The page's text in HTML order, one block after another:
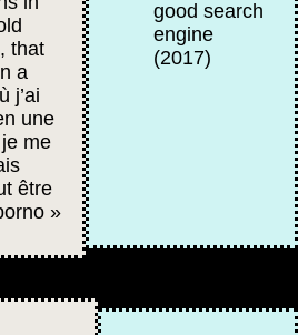
that
a
j’ai
une
me
être
»
good search
engine
(2017)